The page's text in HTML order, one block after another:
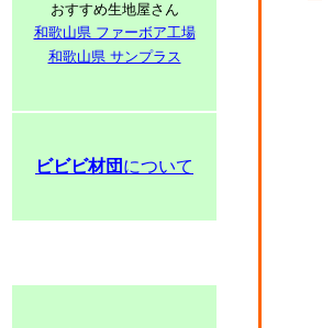
おすすめ生地屋さん
和歌山県 ファーボア工場
和歌山県 サンプラス
ビビビ材団 について